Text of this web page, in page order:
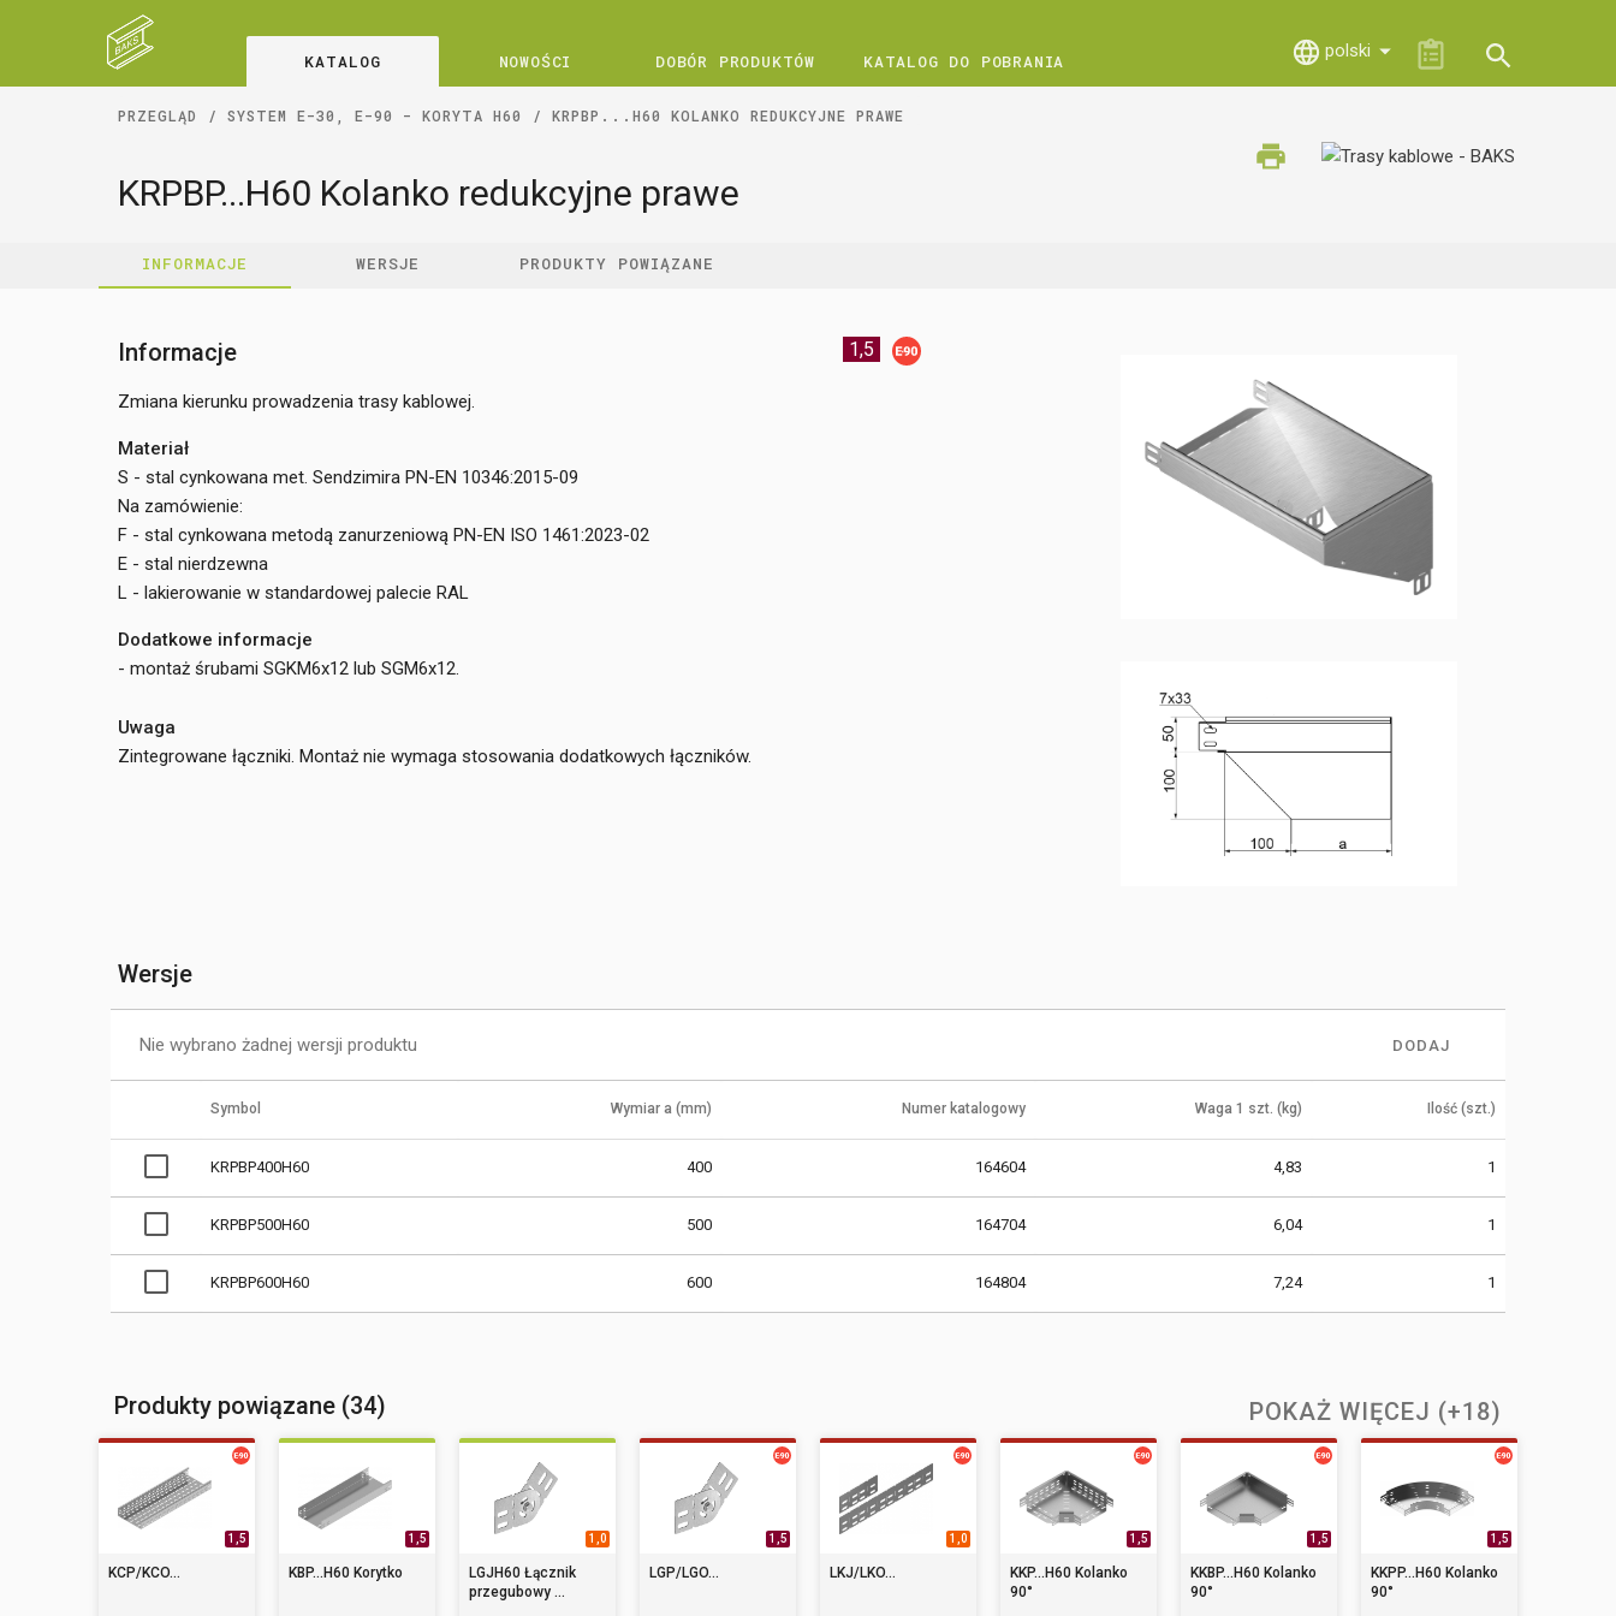
KATALOG NOWOŚCI DOBÓR PRODUKTÓW KATALOG DO POBRANIA polski
PRZEGLĄD SYSTEM E-30, E-90 - KORYTA H60 KRPBP...H60 KOLANKO REDUKCYJNE PRAWE
KRPBP...H60 Kolanko redukcyjne prawe
INFORMACJE WERSJE PRODUKTY POWIĄZANE
1,5
Informacje
Zmiana kierunku prowadzenia trasy kablowej.
Materiał
S - stal cynkowana met. Sendzimira PN-EN 10346:2015-09
Na zamówienie:
F - stal cynkowana metodą zanurzeniową PN-EN ISO 1461:2023-02
E - stal nierdzewna
L - lakierowanie w standardowej palecie RAL
Dodatkowe informacje
- montaż śrubami SGKM6x12 lub SGM6x12.
Uwaga
Zintegrowane łączniki. Montaż nie wymaga stosowania dodatkowych łączników.
Wersje
Nie wybrano żadnej wersji produktu DODAJ
Symbol Wymiar a (mm) Numer katalogowy Waga 1 szt. (kg) Ilość (szt.)
KRPBP400H60 400 164604 4,83 1
KRPBP500H60 500 164704 6,04 1
KRPBP600H60 600 164804 7,24 1
Produkty powiązane (34) POKAŻ WIĘCEJ (+18)
1,5
KCP/KCO...
1,5
KBP...H60 Korytko
1,0
LGJH60 Łącznik
przegubowy ...
1,5
LGP/LGO...
1,0
LKJ/LKO...
1,5
KKP...H60 Kolanko
90°
1,5
KKBP...H60 Kolanko
90°
1,5
KKPP...H60 Kolanko
90°